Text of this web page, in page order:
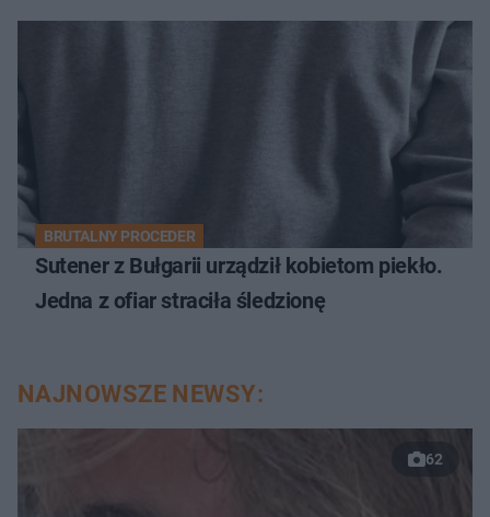
BRUTALNY PROCEDER
Sutener z Bułgarii urządził kobietom piekło.
Jedna z ofiar straciła śledzionę
NAJNOWSZE NEWSY:
62